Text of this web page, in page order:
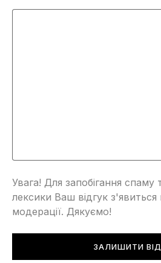
Увага! Для запобігання спаму
лексики Ваш відгук з'явиться
модерації. Дякуємо!
ЗАЛИШИТИ